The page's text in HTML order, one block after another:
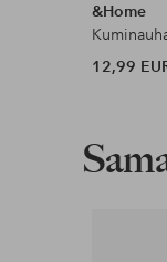
&Home
12,99